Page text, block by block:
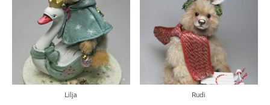
Lilja Rudi